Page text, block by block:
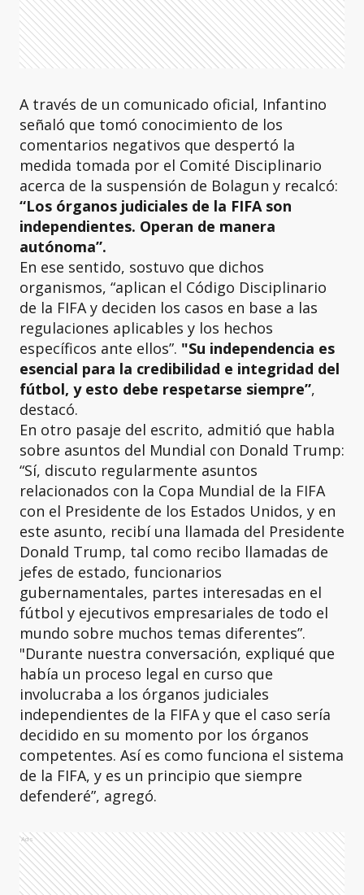
A través de un comunicado oficial, Infantino
señaló que tomó conocimiento de los
comentarios negativos que despertó la
medida tomada por el Comité Disciplinario
acerca de la suspensión de Bolagun y recalcó:
“Los órganos judiciales de la FIFA son
independientes. Operan de manera
autónoma”.
En ese sentido, sostuvo que dichos
organismos, “aplican el Código Disciplinario
de la FIFA y deciden los casos en base a las
regulaciones aplicables y los hechos
específicos ante ellos”. "Su independencia es
esencial para la credibilidad e integridad del
fútbol, y esto debe respetarse siempre”,
destacó.
En otro pasaje del escrito, admitió que habla
sobre asuntos del Mundial con Donald Trump:
“Sí, discuto regularmente asuntos
relacionados con la Copa Mundial de la FIFA
con el Presidente de los Estados Unidos, y en
este asunto, recibí una llamada del Presidente
Donald Trump, tal como recibo llamadas de
jefes de estado, funcionarios
gubernamentales, partes interesadas en el
fútbol y ejecutivos empresariales de todo el
mundo sobre muchos temas diferentes”.
"Durante nuestra conversación, expliqué que
había un proceso legal en curso que
involucraba a los órganos judiciales
independientes de la FIFA y que el caso sería
decidido en su momento por los órganos
competentes. Así es como funciona el sistema
de la FIFA, y es un principio que siempre
defenderé”, agregó.
Ads